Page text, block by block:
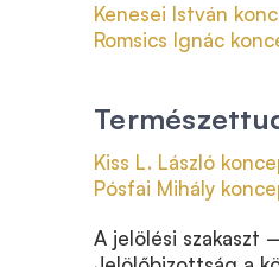
Kenesei István
Romsics Ignác
Kiss L. László
Pósfai Mihály
A jelölési